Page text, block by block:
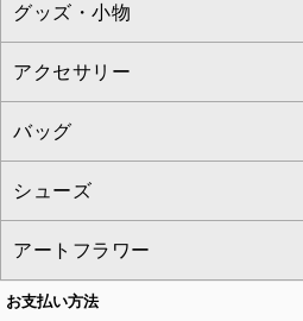
アンサンブルセット
ベスト・ジレ
パーカー
タンクトップ・キャミソール
スウェット・ジャージー
その他のトップス
ジャンパースカート
その他のワンピース・ドレス
ガウチョ・ワイドパンツ
ハーフ・ショート丈パンツ
サロペット・オールインワン
その他のパンツ
ひざ丈スカート
ミモレ丈スカート
ショート・ミニ丈スカート
その他のスカート
テーラードジャケット
ノーカラージャケット
セットアップ
セットアップジャケット
セットアップパンツ
セットアップスカート
すべてのコート・ブルゾン
トレンチコート
ピーコート
ダッフルコート
チェスターコート
モッズコート
グッズ・小物
すべてのグッズ・小物
マスク
ストール・マフラー・スヌード
ベルト・サスペンダー
帽子
アクセサリー
すべてのアクセサリー
ネックレス
ピアス・イヤリング
ブレスレット・バングル
バッグ
すべてのバッグ
トートバッグ
ショルダーバッグ
シューズ
すべてのシューズ
パンプス
アートフラワー
すべてのアートフラワー
お支払い方法